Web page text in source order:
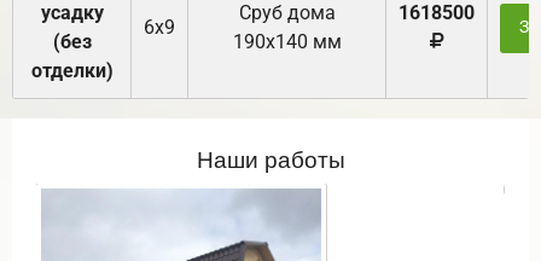
усадку
(без
отделки)
6х9
Cруб дома
190х140 мм
1618500
Наши работы